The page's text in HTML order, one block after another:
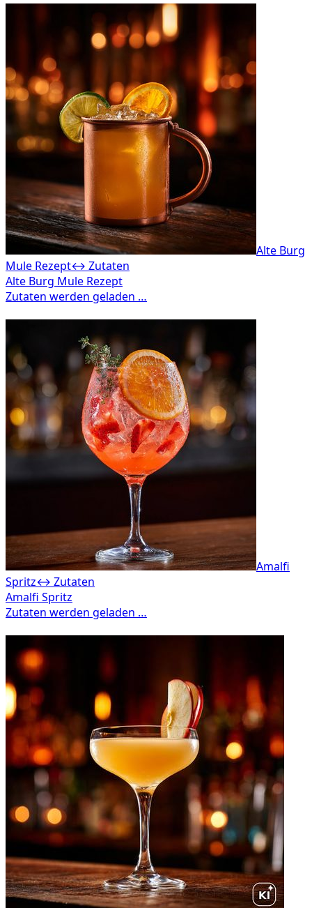
Alte Burg
Mule Rezept↔ Zutaten
Amalfi
Spritz↔ Zutaten